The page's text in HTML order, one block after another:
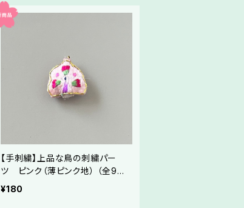
【手刺繍】上品な鳥の刺繍パー
ツ ピンク（薄ピンク地） （全9色）
／メドゥプ・ハンドメイド素材
¥180